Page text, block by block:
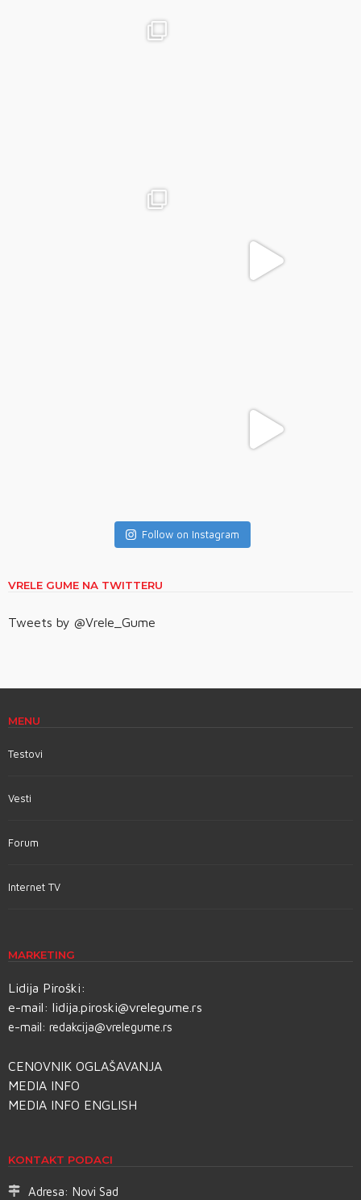
Follow on Instagram
VRELE GUME NA TWITTERU
Tweets by @Vrele_Gume
MENU
Testovi
Vesti
Forum
Internet TV
MARKETING
Lidija Piroški:
e-mail: lidija.piroski@vrelegume.rs
e-mail: redakcija@vrelegume.rs
CENOVNIK OGLAŠAVANJA
MEDIA INFO
MEDIA INFO ENGLISH
KONTAKT PODACI
Adresa: Novi Sad